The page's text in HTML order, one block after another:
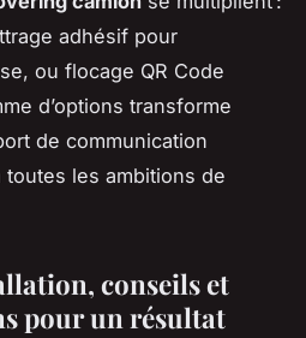
adhésif pour
ou flocage QR Code
d’options transforme
de communication
toutes les ambitions de
conseils et
pour un résultat